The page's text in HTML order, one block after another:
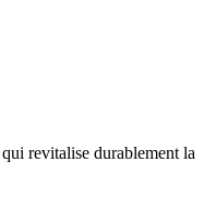
revitalise durablement la